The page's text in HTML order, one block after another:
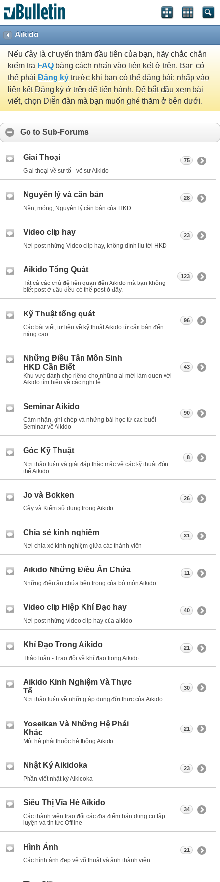
Aikido
Nếu đây là chuyến thăm đầu tiên của bạn, hãy chắc chắn
kiểm tra FAQ bằng cách nhấn vào liên kết ở trên. Bạn có
thể phải Đăng ký trước khi bạn có thể đăng bài: nhấp vào
liên kết Đăng ký ở trên để tiến hành. Để bắt đầu xem bài
viết, chọn Diễn đàn mà bạn muốn ghé thăm ở bên dưới.
Go to Sub-Forums
Giai Thoại
Giai thoại về sư tổ - võ sư Aikido
75
Nguyên lý và căn bản
Nền, móng, Nguyên lý căn bản của HKD
28
Video clip hay
Nơi post những Video clip hay, không dính líu tới HKD
23
Aikido Tổng Quát
Tất cả các chủ đề liên quan đến Aikido mà bạn không
biết post ở đâu đều có thể post ở đây.
123
Kỹ Thuật tổng quát
Các bài viết, tư liệu về kỹ thuật Aikido từ căn bản đến
nâng cao
96
Những Điều Tân Môn Sinh
HKD Cần Biết
Khu vực dành cho riêng cho những ai mới làm quen với
Aikido tìm hiểu về các nghi lễ
43
Seminar Aikido
Cảm nhận, ghi chép và những bài học từ các buổi
Seminar về Aikido
90
Góc Kỹ Thuật
Nơi thảo luận và giải đáp thắc mắc về các kỹ thuật đòn
thế Aikido
8
Jo và Bokken
Gậy và Kiếm sử dụng trong Aikido
26
Chia sẻ kinh nghiệm
Nơi chia xẻ kinh nghiệm giữa các thành viên
31
Aikido Những Điều Ẩn Chứa
Những điều ẩn chứa bên trong của bộ môn Aikido
11
Video clip Hiệp Khí Đạo hay
Nơi post những video clip hay của aikido
40
Khí Đạo Trong Aikido
Thảo luận - Trao đổi về khí đạo trong Aikido
21
Aikido Kinh Nghiệm Và Thực
Tế
Nơi thảo luận về những áp dụng đời thực của Aikido
30
Yoseikan Và Những Hệ Phái
Khác
Một hệ phái thuộc hệ thống Aikido
21
Nhật Ký Aikidoka
Phần viết nhật ký Aikidoka
23
Siêu Thị Vĩa Hè Aikido
Các thành viên trao đổi các địa điểm bán dụng cụ tập
luyện và tin tức Offline
34
Hình Ảnh
Các hình ảnh đẹp về võ thuật và ảnh thành viên
21